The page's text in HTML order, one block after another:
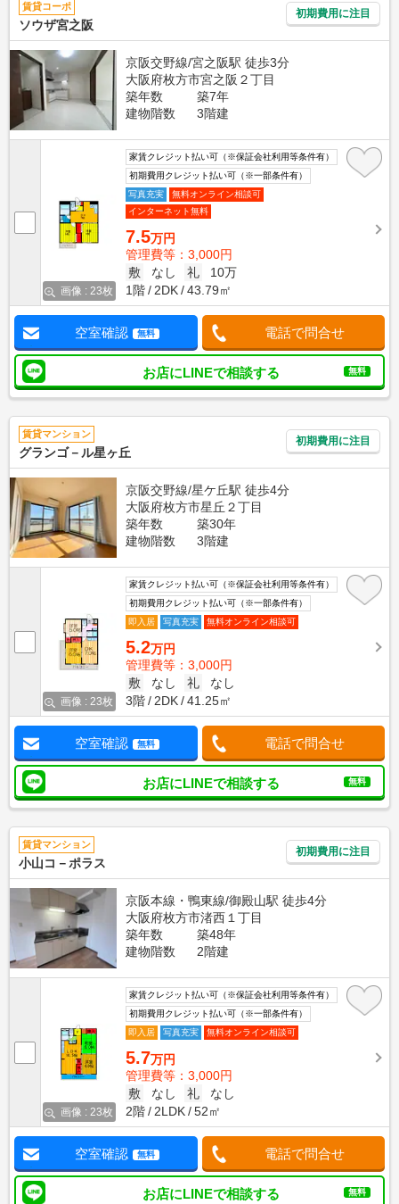
賃貸コーポ
ソウザ宮之阪
初期費用に注目
京阪交野線/宮之阪駅 徒歩3分
大阪府枚方市宮之阪２丁目
築年数
築7年
建物階数
3階建
画像 : 23枚
家賃クレジット払い可（※保証会社利用等条件有）
初期費用クレジット払い可（※一部条件有）
写真充実
無料オンライン相談可
インターネット無料
7.5万円
管理費等：3,000円
敷
なし 礼
10万
1階
2DK 43.79㎡
空室確認 無料 電話で問合せ
お店にLINEで相談する 無料
賃貸マンション
グランゴ－ル星ヶ丘
初期費用に注目
京阪交野線/星ケ丘駅 徒歩4分
大阪府枚方市星丘２丁目
築年数
築30年
建物階数
3階建
画像 : 23枚
家賃クレジット払い可（※保証会社利用等条件有）
初期費用クレジット払い可（※一部条件有）
即入居
写真充実 無料オンライン相談可
5.2万円
管理費等：3,000円
敷
なし 礼
なし
3階
2DK 41.25㎡
空室確認 無料 電話で問合せ
お店にLINEで相談する 無料
賃貸マンション
小山コ－ポラス
初期費用に注目
京阪本線・鴨東線/御殿山駅 徒歩4分
大阪府枚方市渚西１丁目
築年数
築48年
建物階数
2階建
画像 : 23枚
家賃クレジット払い可（※保証会社利用等条件有）
初期費用クレジット払い可（※一部条件有）
即入居
写真充実 無料オンライン相談可
5.7万円
管理費等：3,000円
敷
なし 礼
なし
2階
2LDK 52㎡
空室確認 無料 電話で問合せ
お店にLINEで相談する 無料